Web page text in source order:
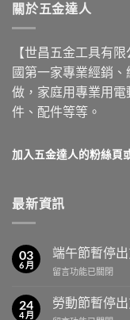
關於五金達人
【世昌五金工具有
國第一家專業經銷
做，家庭用專業用
件、配件等等。
加入五金達人的粉絲頁
最新資訊
03
6 月
端午節暫停
在
午
節
留言功能已關閉
24
4 月
勞動節暫停